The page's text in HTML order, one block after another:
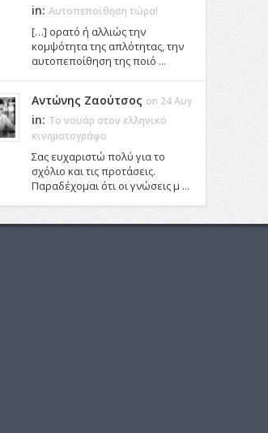
in: Αυτοπεποίθηση τώρα!
[…] ορατό ή αλλιώς την
κομψότητα της απλότητας, την
αυτοπεποίθηση της ποιό ...
Αντώνης Ζαούτσος on 24 Αυγ
in: Το νουάρ στον ελληνικό
κινηματογράφο
Σας ευχαριστώ πολύ για το
σχόλιο και τις προτάσεις.
Παραδέχομαι ότι οι γνώσεις μ ...